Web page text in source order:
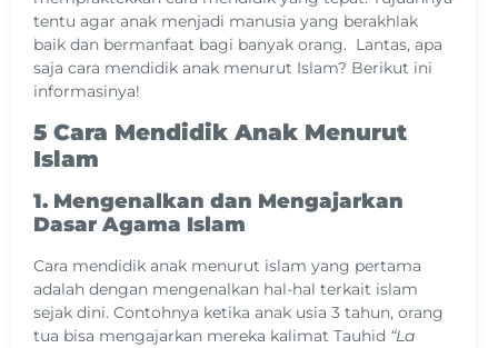
tentu agar anak menjadi manusia yang berakhlak
baik dan bermanfaat bagi banyak orang. Lantas, apa
saja cara mendidik anak menurut Islam? Berikut ini
informasinya!
5 Cara Mendidik Anak Menurut
Islam
1. Mengenalkan dan Mengajarkan
Dasar Agama Islam
Cara mendidik anak menurut islam yang pertama
adalah dengan mengenalkan hal-hal terkait islam
sejak dini. Contohnya ketika anak usia 3 tahun, orang
tua bisa mengajarkan mereka kalimat Tauhid “La